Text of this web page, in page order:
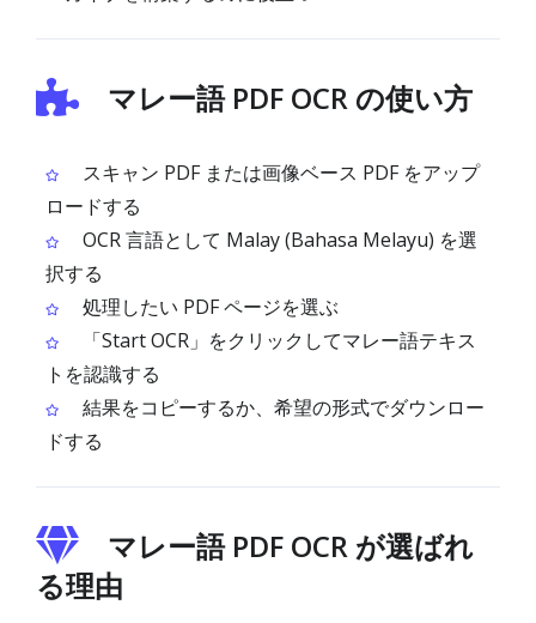
マレー語 PDF OCR の使い方
スキャン PDF または画像ベース PDF をアップ
ロードする
OCR 言語として Malay (Bahasa Melayu) を選
択する
処理したい PDF ページを選ぶ
「Start OCR」をクリックしてマレー語テキス
トを認識する
結果をコピーするか、希望の形式でダウンロー
ドする
マレー語 PDF OCR が選ばれ
る理由